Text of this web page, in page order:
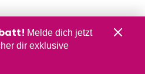
verläuft.
vorne in Dreiecksform
werden diese Dreiecke mit
Melde dich jetzt
dir exklusive